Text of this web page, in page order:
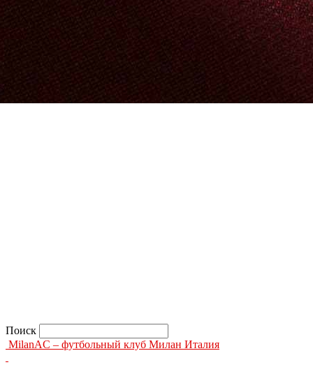
Поиск
MilanAC – футбольный клуб Милан Италия